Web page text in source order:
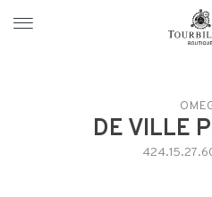
https://
DE VILLE